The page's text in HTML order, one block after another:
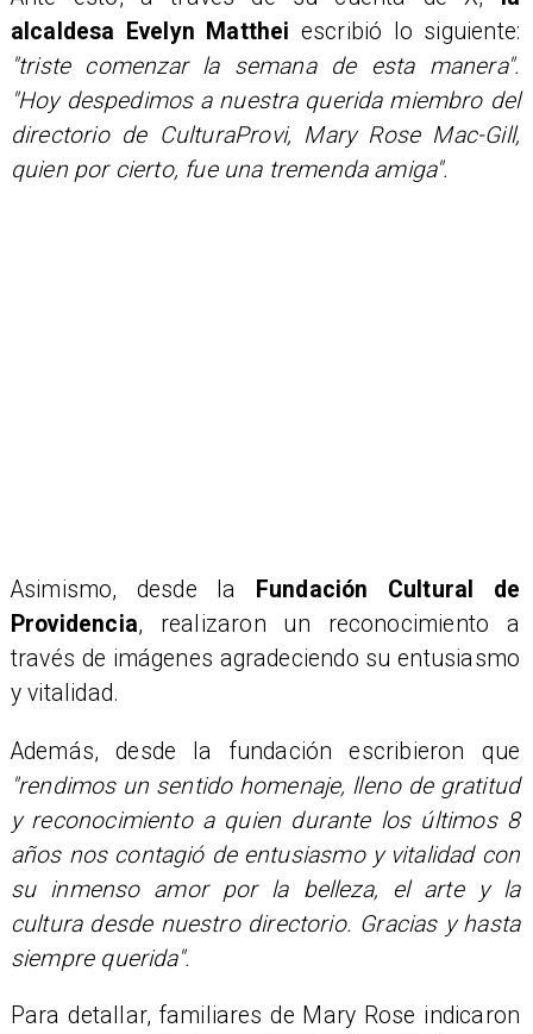
alcaldesa Evelyn Matthei escribió lo siguiente:
"triste comenzar la semana de esta manera".
"Hoy despedimos a nuestra querida miembro del
directorio de CulturaProvi, Mary Rose Mac-Gill,
quien por cierto, fue una tremenda amiga".
​Asimismo, desde la Fundación Cultural de
Providencia, realizaron un reconocimiento a
través de imágenes agradeciendo su entusiasmo
y vitalidad.
Además, desde la fundación escribieron que
"rendimos un sentido homenaje, lleno de gratitud
y reconocimiento a quien durante los últimos 8
años nos contagió de entusiasmo y vitalidad con
su inmenso amor por la belleza, el arte y la
cultura desde nuestro directorio. Gracias y hasta
siempre querida".
Para detallar, familiares de Mary Rose indicaron